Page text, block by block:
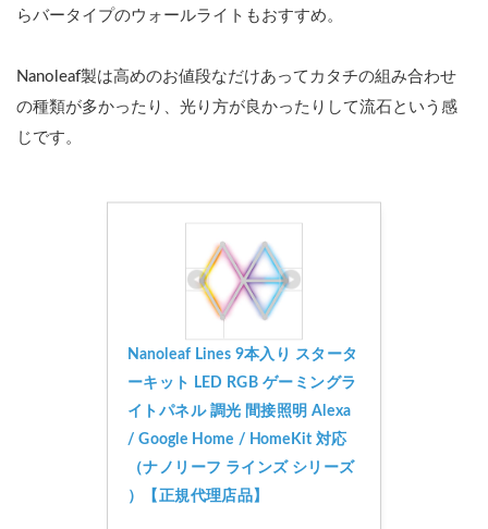
らバータイプのウォールライトもおすすめ。
Nanoleaf製は高めのお値段なだけあってカタチの組み合わせ
の種類が多かったり、光り方が良かったりして流石という感
じです。
Nanoleaf Lines 9本入り スタータ
ーキット LED RGB ゲーミングラ
イトパネル 調光 間接照明 Alexa
/ Google Home / HomeKit 対応
（ナノリーフ ラインズ シリーズ
）【正規代理店品】